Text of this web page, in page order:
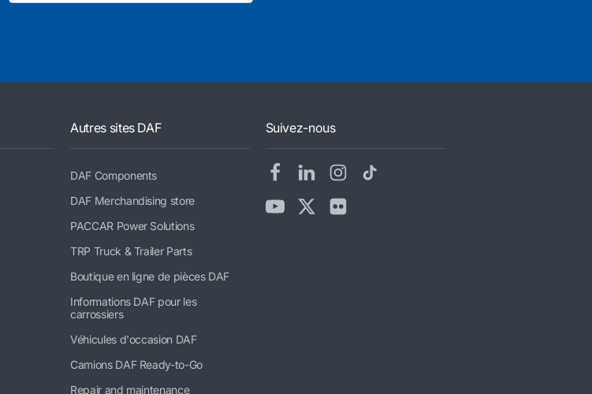
Autres sites DAF
DAF Components
DAF Merchandising store
PACCAR Power Solutions
TRP Truck & Trailer Parts
Boutique en ligne de pièces DAF
Informations DAF pour les
carrossiers
Véhicules d'occasion DAF
Camions DAF Ready-to-Go
Repair and maintenance
Suivez-nous